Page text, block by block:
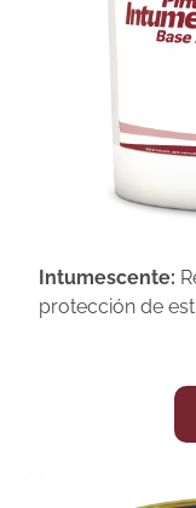
Intumescente:
protección de